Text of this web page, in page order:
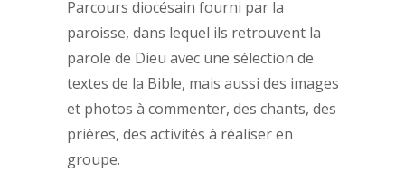
Parcours diocésain fourni par la
paroisse, dans lequel ils retrouvent la
parole de Dieu avec une sélection de
textes de la Bible, mais aussi des images
et photos à commenter, des chants, des
prières, des activités à réaliser en
groupe.